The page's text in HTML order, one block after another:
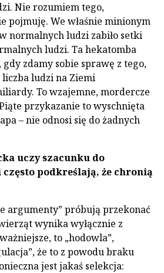
Nie rozumiem tego,
pojmuję. We właśnie minionym
normalnych ludzi zabiło setki
ludzi. Ta hekatomba
zdamy sobie sprawę z tego,
liczba ludzi na Ziemi
To wzajemne, mordercze
przykazanie to wyschnięta
– nie odnosi się do żadnych
uczy szacunku do
podkreślają, że chronią
argumenty” próbują przekonać
wynika wyłącznie z
to „hodowla”,
że to z powodu braku
jest jakaś selekcja: